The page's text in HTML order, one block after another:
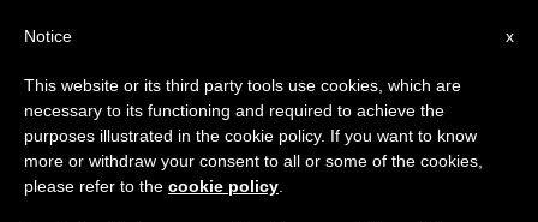
Cordoglio del Papa per le vittime
delle esplosioni di Brazzaville
x
Notice
This website or its third party tools use cookies, which are
necessary to its functioning and required to achieve the
purposes illustrated in the cookie policy. If you want to know
more or withdraw your consent to all or some of the cookies,
please refer to the cookie policy